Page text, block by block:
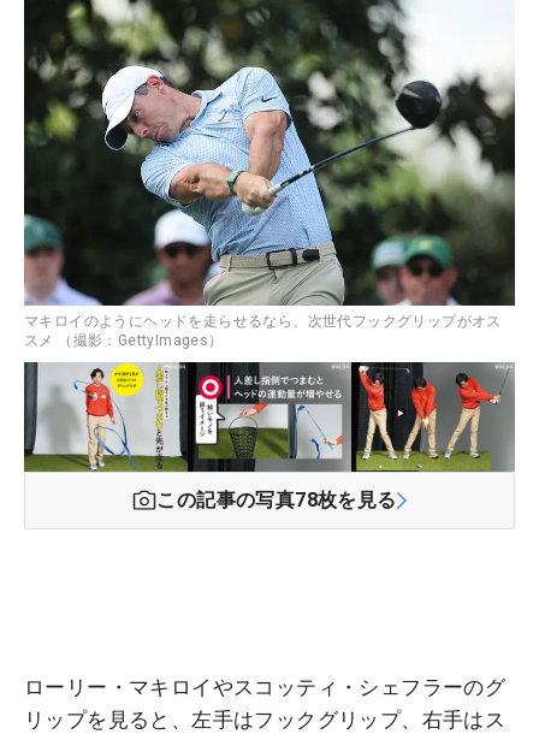
マキロイのようにヘッドを走らせるなら、次世代フックグリップがオス
スメ （撮影：GettyImages）
この記事の写真78枚を見る
ローリー・マキロイやスコッティ・シェフラーのグ
リップを見ると、左手はフックグリップ、右手はス